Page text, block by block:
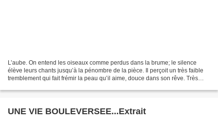
L’aube. On entend les oiseaux comme perdus dans la brume; le silence
élève leurs chants jusqu’à la pénombre de la pièce. Il perçoit un très faible
tremblement qui fait frémir la peau qu’il aime, douce dans son rêve. Très
UNE VIE BOULEVERSEE...Extrait